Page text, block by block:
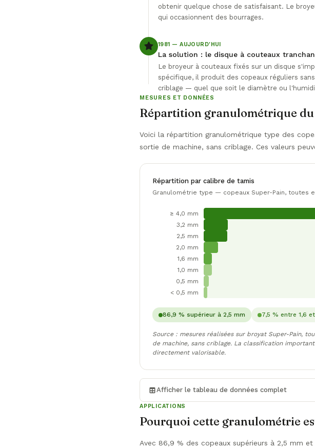
obtenir quelque chose de satisfaisant. Le
qui occasionnent des bourrages.
1981 — AUJOURD'HUI
La solution : le disque à couteaux
Le broyeur à couteaux fixés sur un disque
spécifique, il produit des copeaux réguliers
criblage — quel que soit le diamètre ou
MESURES ET DONNÉES
Répartition granulométrique
Voici la répartition granulométrique type des
sortie de machine, sans criblage. Ces valeurs
Répartition par calibre de tamis
Granulométrie type — copeaux Super-Pain, toutes
≥ 4,0 mm
3,2 mm
2,5 mm
2,0 mm
1,6 mm
1,0 mm
0,5 mm
< 0,5 mm
86,9 % supérieur à 2,5 mm 7,5 % entre 1,6
Source : mesures réalisées sur broyat Super-Pain,
de machine, sans criblage. La classification
directement valorisable.
Afficher le tableau de données complet
APPLICATIONS
Pourquoi cette granulométrie
Avec 86,9 % des copeaux supérieurs à 2,5 mm